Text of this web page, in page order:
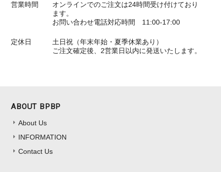
営業時間
オンラインでのご注文は24時間受け付けており
ます。
お問い合わせ電話対応時間 11:00-17:00
定休日
土日祝（年末年始・夏季休業あり）
ご注文確定後、2営業日以内に発送いたします。
ABOUT BPBP
About Us
INFORMATION
Contact Us